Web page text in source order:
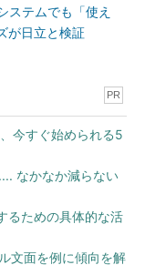
ステムでも「使え
が日立と検証
PR
今すぐ始められる5
なかなか減らない
るための具体的な活
文面を例に傾向を解